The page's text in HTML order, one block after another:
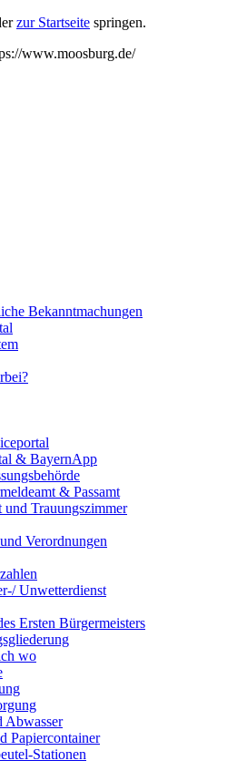
zur Startseite springen.
www.moosburg.de/
Bekanntmachungen
& BayernApp
& Passamt
und Trauungszimmer
Verordnungen
Unwetterdienst
Ersten Bürgermeisters
wo
Abwasser
Papiercontainer
Stationen